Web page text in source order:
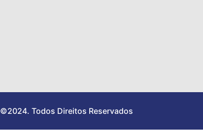
©2024. Todos Direitos Reservados